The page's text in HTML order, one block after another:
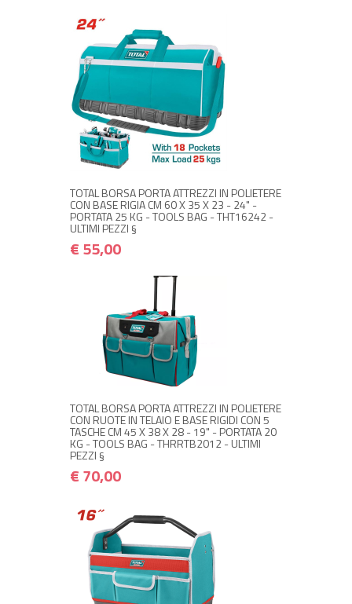
TOTAL BORSA PORTA ATTREZZI IN POLIETERE
CON BASE RIGIA CM 60 X 35 X 23 - 24" -
PORTATA 25 KG - TOOLS BAG - THT16242 -
ULTIMI PEZZI §
€ 55,00
NON DISPONIBILE A MAGAZZINO
Avvisami quando disponibile
TOTAL BORSA PORTA ATTREZZI IN POLIETERE
CON RUOTE IN TELAIO E BASE RIGIDI CON 5
TASCHE CM 45 X 38 X 28 - 19" - PORTATA 20
KG - TOOLS BAG - THRRTB2012 - ULTIMI
PEZZI §
€ 70,00
NON DISPONIBILE A MAGAZZINO
Avvisami quando disponibile